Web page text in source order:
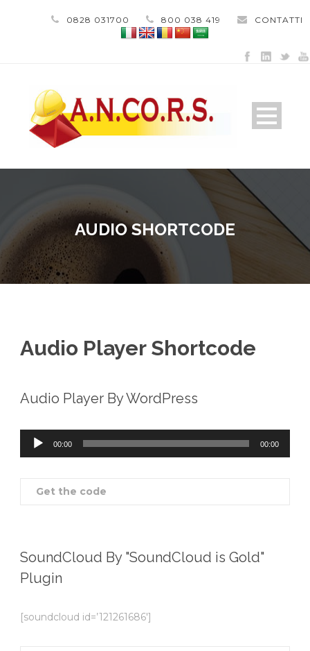
0828 031700 800 038 419 CONTATTI
AUDIO SHORTCODE
Audio Player Shortcode
Audio Player By WordPress
Audio
00:00 00:00
Get the code
SoundCloud By "SoundCloud is Gold"
Plugin
[soundcloud id=’121261686′]